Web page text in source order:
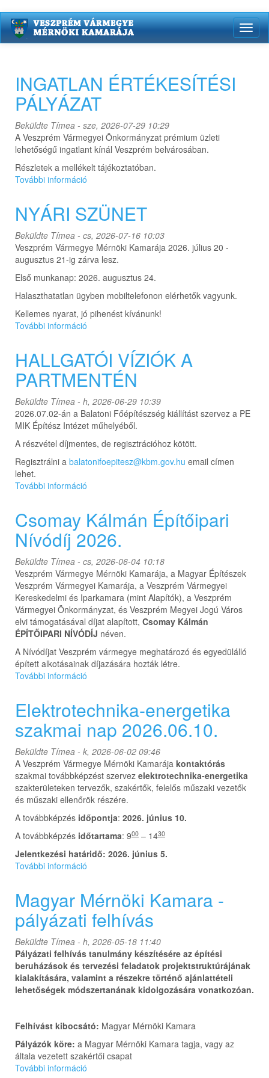
Ugrás
a
tartalomra
INGATLAN ÉRTÉKESÍTÉSI
PÁLYÁZAT
Beküldte Tímea - sze, 2026-07-29 10:29
A Veszprém Vármegyei Önkormányzat prémium üzleti
lehetőségű ingatlant kínál Veszprém belvárosában.
Részletek a mellékelt tájékoztatóban.
További információ
PÁLYÁZAT
tartalommal
NYÁRI SZÜNET
Beküldte Tímea - cs, 2026-07-16 10:03
Veszprém Vármegye Mérnöki Kamarája 2026. július 20 -
augusztus 21-ig zárva lesz.
Első munkanap: 2026. augusztus 24.
Halaszthatatlan ügyben mobiltelefonon elérhetők vagyunk.
Kellemes nyarat, jó pihenést kívánunk!
További információ
tartalommal
kapcsolatosan
HALLGATÓI VÍZIÓK A
PARTMENTÉN
Beküldte Tímea - h, 2026-06-29 10:39
2026.07.02-án a Balatoni Főépítészség kiállítást szervez a PE
MIK Építész Intézet műhelyéből.
A részvétel díjmentes, de regisztrációhoz kötött.
Regisztrálni a balatonifoepitesz@kbm.gov.hu email címen
lehet.
További információ
PARTMENTÉN
tartalommal
kapcsolatosan
Csomay Kálmán Építőipari
Nívódíj 2026.
Beküldte Tímea - cs, 2026-06-04 10:18
Veszprém Vármegye Mérnöki Kamarája, a Magyar Építészek
Veszprém Vármegyei Kamarája, a Veszprém Vármegyei
Kereskedelmi és Iparkamara (mint Alapítók), a Veszprém
Vármegyei Önkormányzat, és Veszprém Megyei Jogú Város
elvi támogatásával díjat alapított, Csomay Kálmán
ÉPÍTŐIPARI NÍVÓDÍJ néven.
A Nívódíjat Veszprém vármegye meghatározó és egyedülálló
épített alkotásainak díjazására hozták létre.
További információ
Nívódíj
tartalommal
kapcsolatosan
Elektrotechnika-energetika
szakmai nap 2026.06.10.
Beküldte Tímea - k, 2026-06-02 09:46
A Veszprém Vármegye Mérnöki Kamarája kontaktórás
szakmai továbbképzést szervez elektrotechnika-energetika
szakterületeken tervezők, szakértők, felelős műszaki vezetők
és műszaki ellenőrök részére.
A továbbképzés időpontja: 2026. június 10.
A továbbképzés időtartama: 900 – 1430
Jelentkezési határidő: 2026. június 5.
További információ
nap
2026.06.10.
tartalommal
kapcsolatosan
Magyar Mérnöki Kamara -
pályázati felhívás
Beküldte Tímea - h, 2026-05-18 11:40
Pályázati felhívás tanulmány készítésére az építési
beruházások és tervezési feladatok projektstruktúrájának
kialakítására, valamint a részekre történő ajánlattételi
lehetőségek módszertanának kidolgozására vonatkozóan.
Felhívást kibocsátó: Magyar Mérnöki Kamara
Pályázók köre: a Magyar Mérnöki Kamara tagja, vagy az
általa vezetett szakértői csapat
További információ